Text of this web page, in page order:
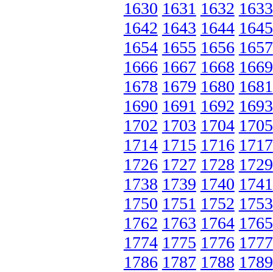
1630 1631 1632 1633
1642 1643 1644 1645
1654 1655 1656 1657
1666 1667 1668 1669
1678 1679 1680 1681
1690 1691 1692 1693
1702 1703 1704 1705
1714 1715 1716 1717
1726 1727 1728 1729
1738 1739 1740 1741
1750 1751 1752 1753
1762 1763 1764 1765
1774 1775 1776 1777
1786 1787 1788 1789